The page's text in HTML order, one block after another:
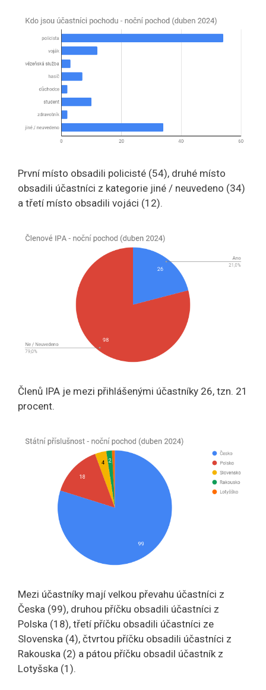
První místo obsadili policisté (54), druhé místo
obsadili účastníci z kategorie jiné / neuvedeno (34)
a třetí místo obsadili vojáci (12).
Členů IPA je mezi přihlášenými účastníky 26, tzn. 21
procent.
Mezi účastníky mají velkou převahu účastníci z
Česka (99), druhou příčku obsadili účastníci z
Polska (18), třetí příčku obsadili účastníci ze
Slovenska (4), čtvrtou příčku obsadili účastníci z
Rakouska (2) a pátou příčku obsadil účastník z
Lotyšska (1).